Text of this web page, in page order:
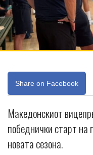
Share on Facebook
Македонскиот
победнички старт на
новата сезона.